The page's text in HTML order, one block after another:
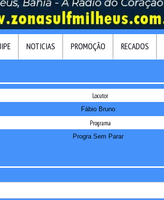
NOTICIAS PROMOÇÃO RECADOS
Locutor
Fábio Bruno
Programa
Progra Sem Parar